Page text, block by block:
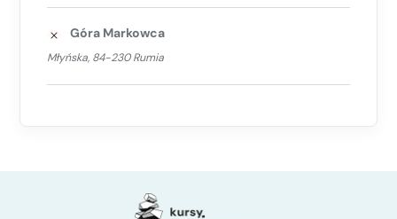
Góra Markowca
Młyńska, 84-230 Rumia